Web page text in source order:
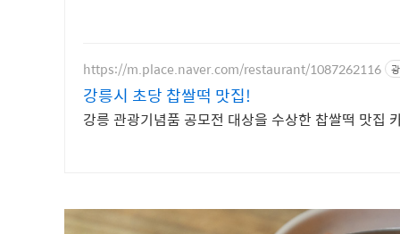
https://m.place.naver.com/restaurant/1087262116
강릉시 초당 찹쌀떡 맛집!
강릉 관광기념품 공모전 대상을 수상한 찹쌀떡 맛집